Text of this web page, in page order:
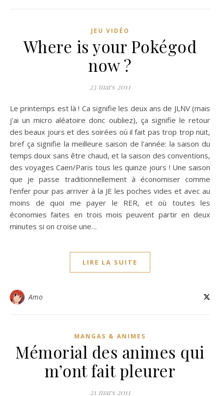
JEU VIDÉO
Where is your Pokégod
now ?
23 mars 2011
Le printemps est là ! Ca signifie les deux ans de JLNV (mais
j'ai un micro aléatoire donc oubliez), ça signifie le retour
des beaux jours et des soirées où il fait pas trop trop nuit,
bref ça signifie la meilleure saison de l'année: la saison du
temps doux sans être chaud, et la saison des conventions,
des voyages Caen/Paris tous les quinze jours ! Une saison
que je passe traditionnellement à économiser comme
l'enfer pour pas arriver à la JE les poches vides et avec au
moins de quoi me payer le RER, et où toutes les
économies faites en trois mois peuvent partir en deux
minutes si on croise une…
LIRE LA SUITE
Amo
MANGAS & ANIMES
Mémorial des animes qui
m’ont fait pleurer
21 mars 2011